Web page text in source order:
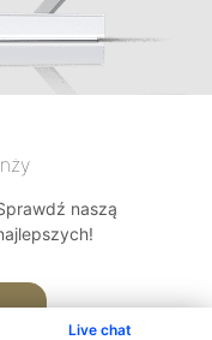
Live chat
naszą